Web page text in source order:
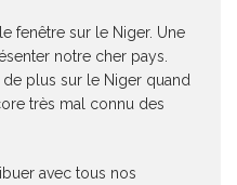
fenêtre sur le Niger. Une
notre cher pays.
de plus sur le Niger quand
très mal connu des
avec tous nos